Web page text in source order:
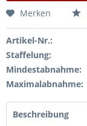
Merken
Artikel-Nr.:
Staffelung:
Mindestabnahme:
Maximalabnahme:
Beschreibung